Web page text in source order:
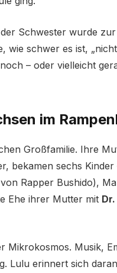
Schwester wurde
wie schwer es ist,
– oder vielleicht
im
Großfamilie. Ihre
bekamen sechs
Rapper Bushido),
Ehe ihrer Mutter mit
Mikrokosmos. Musik,
Lulu erinnert sich